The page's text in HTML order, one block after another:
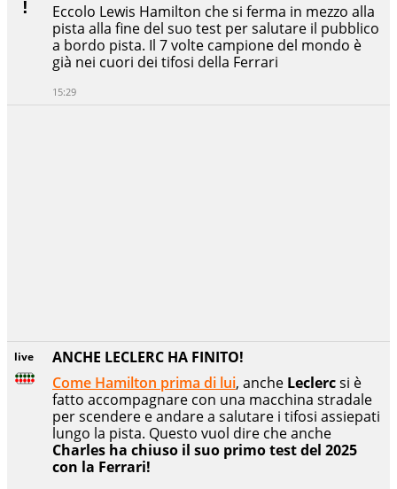
live
ANCHE LECLERC HA FINITO!
Come Hamilton prima di lui, anche Leclercsi è
fatto accompagnare con una macchina stradale
per scendere e andare a salutare i tifosi assiepati
lungo la pista. Questo vuol dire che anche
Charles ha chiuso il suo primo test del 2025
con la Ferrari!
Eccolo Lewis Hamilton che si ferma in mezzo alla
pista alla fine del suo test per salutare il pubblico
a bordo pista. Il 7 volte campione del mondo è
già nei cuori dei tifosi della Ferrari
15:29